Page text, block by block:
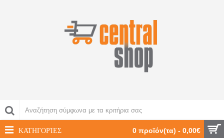
0 προϊόν(τα) - 0,00€
ΚΑΤΗΓΟΡΊΕΣ